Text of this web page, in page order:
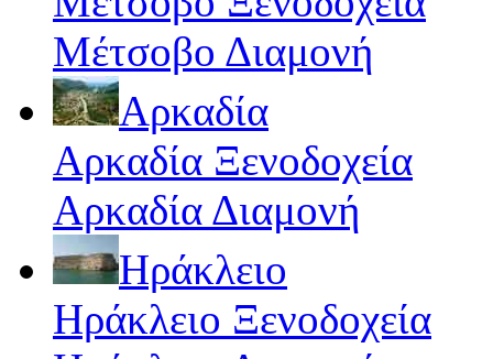
Μέτσοβο Διαμονή
Αρκαδία
Αρκαδία Ξενοδοχεία
Αρκαδία Διαμονή
Ηράκλειο
Ηράκλειο Ξενοδοχεία